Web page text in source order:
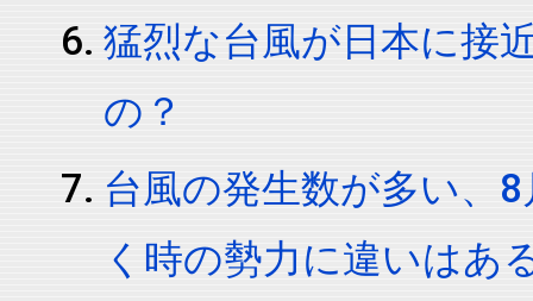
猛烈な台風が日本に接
の？
台風の発生数が多い、
く時の勢力に違いはあ